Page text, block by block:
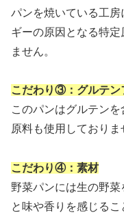
パンを焼いている工
ギーの原因となる特
ません。
こだわり③：グルテン
このパンはグルテン
原料も使用しておりま
こだわり④：素材
野菜パンには生の野
と味や香りを感じるこ